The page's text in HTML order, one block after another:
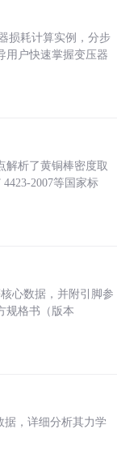
损耗计算实例，分步
用户快速掌握变压器
解析了黄铜棒密度取
2007等国家标
心数据，并附引脚参
规格书（版本
据，详细分析其力学